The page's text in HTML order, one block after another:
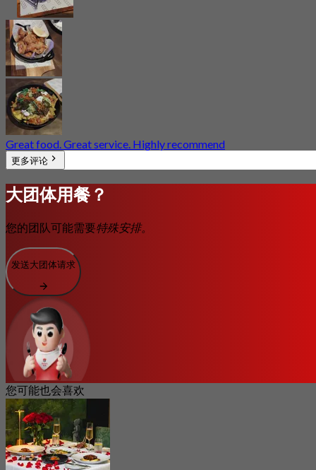
Great food. Great service. Highly recommend
更多评论
大团体用餐？
您的团队可能需要特殊安排。
发送大团体请求
您可能也会喜欢